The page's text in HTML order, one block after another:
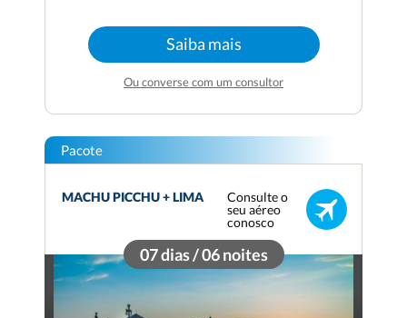
Saiba mais
Ou converse com um consultor
Pacote
MACHU PICCHU + LIMA
Consulte o
seu aéreo
conosco
07 dias / 06 noites